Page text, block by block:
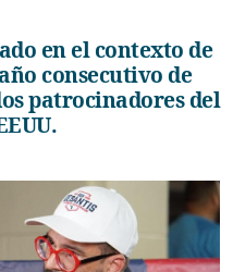
consecutivo de
patrocinadores del